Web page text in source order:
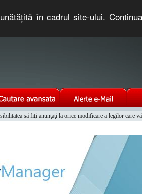
în cadrul site-ului.
să fiţi anunţaţi la orice modificare a legilor care vă